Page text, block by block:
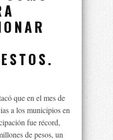
que en el mes de
a los municipios en
fue récord,
de pesos, un